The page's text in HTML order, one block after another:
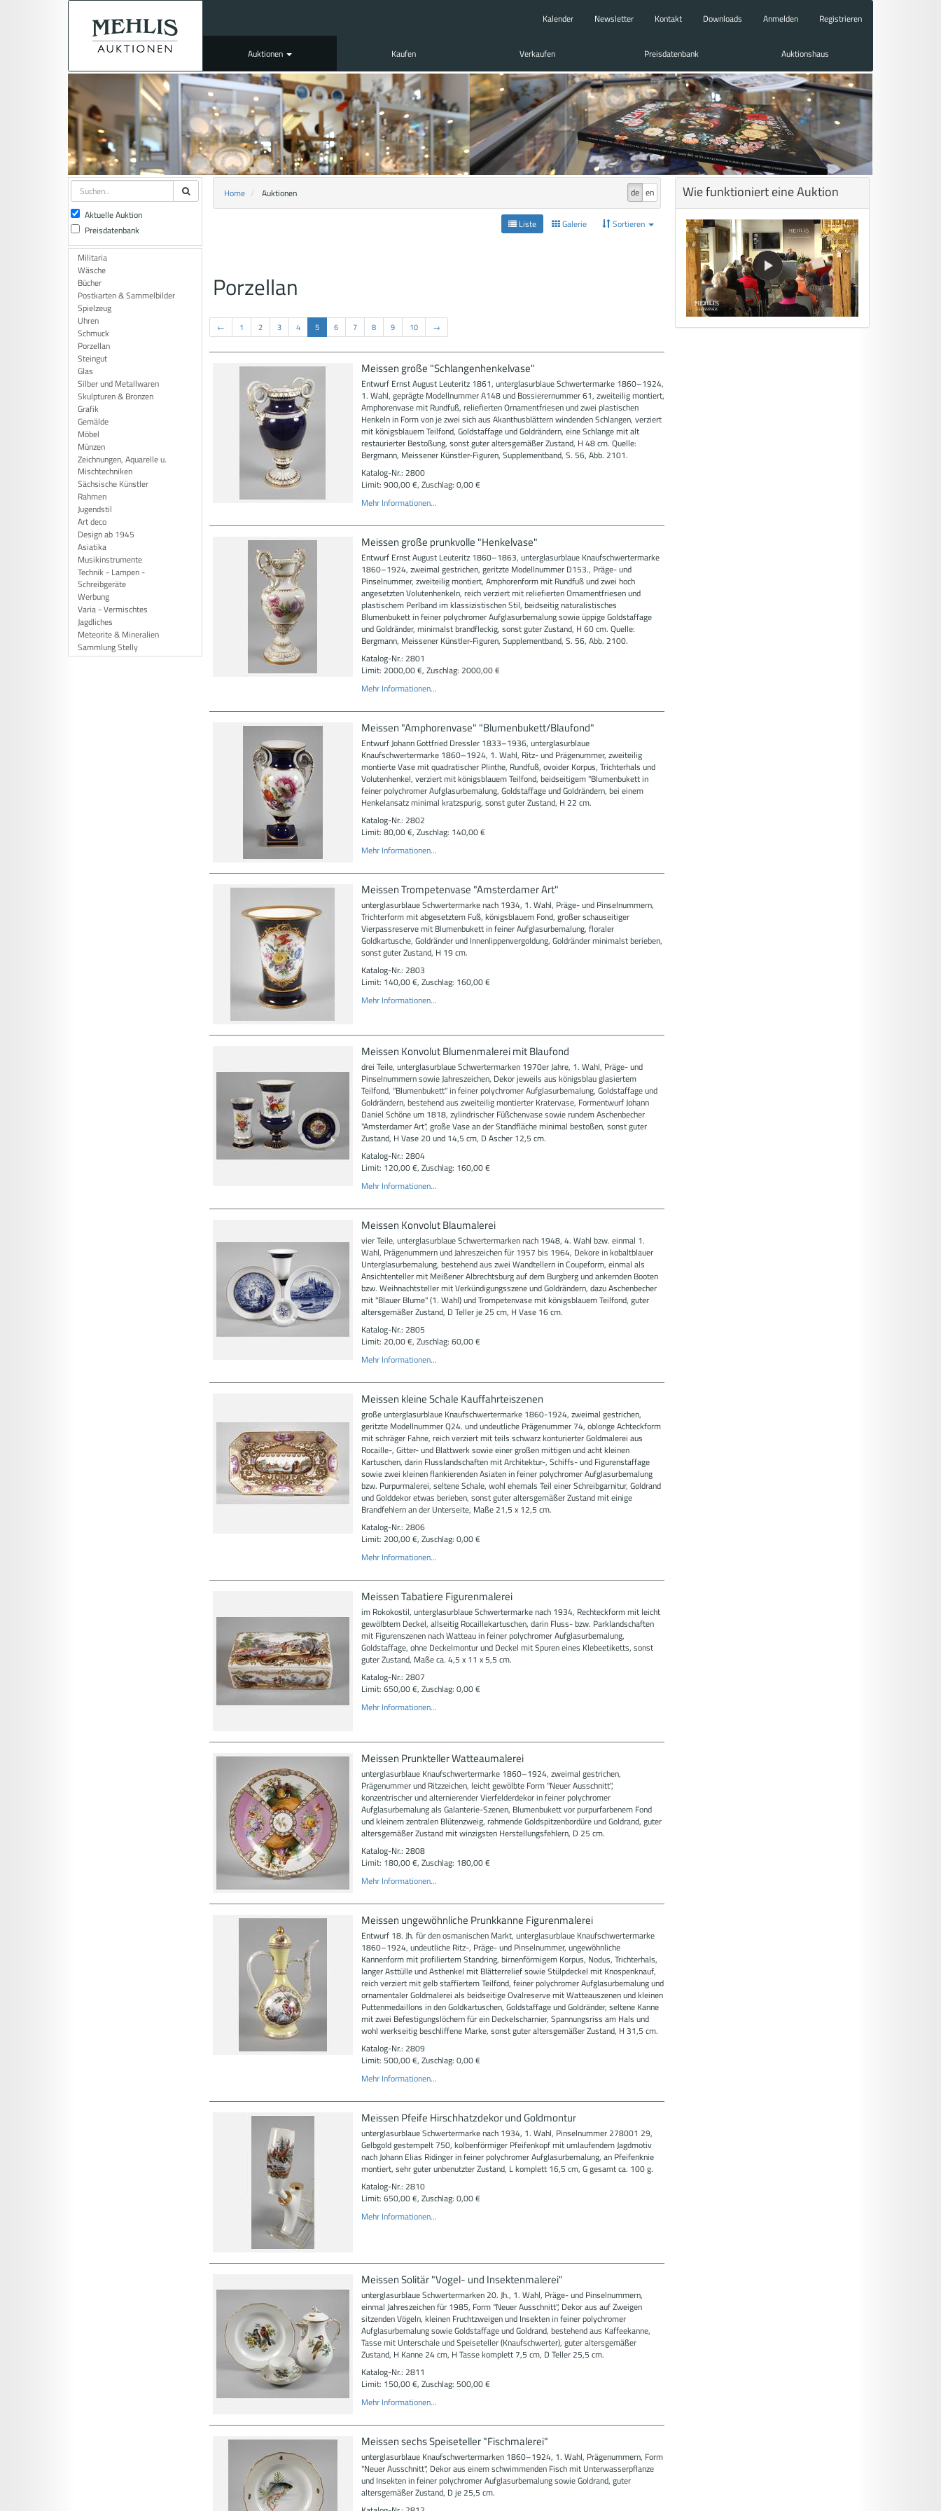
Kalender Newsletter Kontakt Downloads Anmelden Registrieren
Auktionen Kaufen Verkaufen Preisdatenbank Auktionshaus
Aktuelle Auktion
Preisdatenbank
Militaria
Wäsche
Bücher
Postkarten & Sammelbilder
Spielzeug
Uhren
Schmuck
Porzellan
Steingut
Glas
Silber und Metallwaren
Skulpturen & Bronzen
Grafik
Gemälde
Möbel
Münzen
Zeichnungen, Aquarelle u.
Mischtechniken
Sächsische Künstler
Rahmen
Jugendstil
Art deco
Design ab 1945
Asiatika
Musikinstrumente
Technik - Lampen -
Schreibgeräte
Werbung
Varia - Vermischtes
Jagdliches
Meteorite & Mineralien
Sammlung Stelly
de en
Home Auktionen
Liste Galerie Sortieren
Porzellan
← 1 2 3 4 5 6 7 8 9 10 →
Meissen große "Schlangenhenkelvase"
Entwurf Ernst August Leuteritz 1861, unterglasurblaue Schwertermarke 1860–1924,
1. Wahl, geprägte Modellnummer A148 und Bossierernummer 61, zweiteilig montiert,
Amphorenvase mit Rundfuß, reliefierten Ornamentfriesen und zwei plastischen
Henkeln in Form von je zwei sich aus Akanthusblättern windenden Schlangen, verziert
mit königsblauem Teilfond, Goldstaffage und Goldrändern, eine Schlange mit alt
restaurierter Bestoßung, sonst guter altersgemäßer Zustand, H 48 cm. Quelle:
Bergmann, Meissener Künstler-Figuren, Supplementband, S. 56, Abb. 2101.
Katalog-Nr.: 2800
Limit: 900,00 €, Zuschlag: 0,00 €
Mehr Informationen...
Meissen große prunkvolle "Henkelvase"
Entwurf Ernst August Leuteritz 1860–1863, unterglasurblaue Knaufschwertermarke
1860–1924, zweimal gestrichen, geritzte Modellnummer D153., Präge- und
Pinselnummer, zweiteilig montiert, Amphorenform mit Rundfuß und zwei hoch
angesetzten Volutenhenkeln, reich verziert mit reliefierten Ornamentfriesen und
plastischem Perlband im klassizistischen Stil, beidseitig naturalistisches
Blumenbukett in feiner polychromer Aufglasurbemalung sowie üppige Goldstaffage
und Goldränder, minimalst brandfleckig, sonst guter Zustand, H 60 cm. Quelle:
Bergmann, Meissener Künstler-Figuren, Supplementband, S. 56, Abb. 2100.
Katalog-Nr.: 2801
Limit: 2000,00 €, Zuschlag: 2000,00 €
Mehr Informationen...
Meissen "Amphorenvase" "Blumenbukett/Blaufond"
Entwurf Johann Gottfried Dressler 1833–1936, unterglasurblaue
Knaufschwertermarke 1860–1924, 1. Wahl, Ritz- und Prägenummer, zweiteilig
montierte Vase mit quadratischer Plinthe, Rundfuß, ovoider Korpus, Trichterhals und
Volutenhenkel, verziert mit königsblauem Teilfond, beidseitigem "Blumenbukett in
feiner polychromer Aufglasurbemalung, Goldstaffage und Goldrändern, bei einem
Henkelansatz minimal kratzspurig, sonst guter Zustand, H 22 cm.
Katalog-Nr.: 2802
Limit: 80,00 €, Zuschlag: 140,00 €
Mehr Informationen...
Meissen Trompetenvase "Amsterdamer Art"
unterglasurblaue Schwertermarke nach 1934, 1. Wahl, Präge- und Pinselnummern,
Trichterform mit abgesetztem Fuß, königsblauem Fond, großer schauseitiger
Vierpassreserve mit Blumenbukett in feiner Aufglasurbemalung, floraler
Goldkartusche, Goldränder und Innenlippenvergoldung, Goldränder minimalst berieben,
sonst guter Zustand, H 19 cm.
Katalog-Nr.: 2803
Limit: 140,00 €, Zuschlag: 160,00 €
Mehr Informationen...
Meissen Konvolut Blumenmalerei mit Blaufond
drei Teile, unterglasurblaue Schwertermarken 1970er Jahre, 1. Wahl, Präge- und
Pinselnummern sowie Jahreszeichen, Dekor jeweils aus königsblau glasiertem
Teilfond, "Blumenbukett" in feiner polychromer Aufglasurbemalung, Goldstaffage und
Goldrändern, bestehend aus zweiteilig montierter Kratervase, Formentwurf Johann
Daniel Schöne um 1818, zylindrischer Füßchenvase sowie rundem Aschenbecher
"Amsterdamer Art", große Vase an der Standfläche minimal bestoßen, sonst guter
Zustand, H Vase 20 und 14,5 cm, D Ascher 12,5 cm.
Katalog-Nr.: 2804
Limit: 120,00 €, Zuschlag: 160,00 €
Mehr Informationen...
Meissen Konvolut Blaumalerei
vier Teile, unterglasurblaue Schwertermarken nach 1948, 4. Wahl bzw. einmal 1.
Wahl, Prägenummern und Jahreszeichen für 1957 bis 1964, Dekore in kobaltblauer
Unterglasurbemalung, bestehend aus zwei Wandtellern in Coupeform, einmal als
Ansichtenteller mit Meißener Albrechtsburg auf dem Burgberg und ankernden Booten
bzw. Weihnachtsteller mit Verkündigungsszene und Goldrändern, dazu Aschenbecher
mit "Blauer Blume" (1. Wahl) und Trompetenvase mit königsblauem Teilfond, guter
altersgemäßer Zustand, D Teller je 25 cm, H Vase 16 cm.
Katalog-Nr.: 2805
Limit: 20,00 €, Zuschlag: 60,00 €
Mehr Informationen...
Meissen kleine Schale Kauffahrteiszenen
große unterglasurblaue Knaufschwertermarke 1860-1924, zweimal gestrichen,
geritzte Modellnummer Q24. und undeutliche Prägenummer 74, oblonge Achteckform
mit schräger Fahne, reich verziert mit teils schwarz konturierter Goldmalerei aus
Rocaille-, Gitter- und Blattwerk sowie einer großen mittigen und acht kleinen
Kartuschen, darin Flusslandschaften mit Architektur-, Schiffs- und Figurenstaffage
sowie zwei kleinen flankierenden Asiaten in feiner polychromer Aufglasurbemalung
bzw. Purpurmalerei, seltene Schale, wohl ehemals Teil einer Schreibgarnitur, Goldrand
und Golddekor etwas berieben, sonst guter altersgemäßer Zustand mit einige
Brandfehlern an der Unterseite, Maße 21,5 x 12,5 cm.
Katalog-Nr.: 2806
Limit: 200,00 €, Zuschlag: 0,00 €
Mehr Informationen...
Meissen Tabatiere Figurenmalerei
im Rokokostil, unterglasurblaue Schwertermarke nach 1934, Rechteckform mit leicht
gewölbtem Deckel, allseitig Rocaillekartuschen, darin Fluss- bzw. Parklandschaften
mit Figurenszenen nach Watteau in feiner polychromer Aufglasurbemalung,
Goldstaffage, ohne Deckelmontur und Deckel mit Spuren eines Klebeetiketts, sonst
guter Zustand, Maße ca. 4,5 x 11 x 5,5 cm.
Katalog-Nr.: 2807
Limit: 650,00 €, Zuschlag: 0,00 €
Mehr Informationen...
Meissen Prunkteller Watteaumalerei
unterglasurblaue Knaufschwertermarke 1860–1924, zweimal gestrichen,
Prägenummer und Ritzzeichen, leicht gewölbte Form "Neuer Ausschnitt",
konzentrischer und alternierender Vierfelderdekor in feiner polychromer
Aufglasurbemalung als Galanterie-Szenen, Blumenbukett vor purpurfarbenem Fond
und kleinem zentralen Blütenzweig, rahmende Goldspitzenbordüre und Goldrand, guter
altersgemäßer Zustand mit winzigsten Herstellungsfehlern, D 25 cm.
Katalog-Nr.: 2808
Limit: 180,00 €, Zuschlag: 180,00 €
Mehr Informationen...
Meissen ungewöhnliche Prunkkanne Figurenmalerei
Entwurf 18. Jh. für den osmanischen Markt, unterglasurblaue Knaufschwertermarke
1860–1924, undeutliche Ritz-, Präge- und Pinselnummer, ungewöhnliche
Kannenform mit profiliertem Standring, birnenförmigem Korpus, Nodus, Trichterhals,
langer Asttülle und Asthenkel mit Blätterrelief sowie Stülpdeckel mit Knospenknauf,
reich verziert mit gelb staffiertem Teilfond, feiner polychromer Aufglasurbemalung und
ornamentaler Goldmalerei als beidseitige Ovalreserve mit Watteauszenen und kleinen
Puttenmedaillons in den Goldkartuschen, Goldstaffage und Goldränder, seltene Kanne
mit zwei Befestigungslöchern für ein Deckelscharnier, Spannungsriss am Hals und
wohl werkseitig beschliffene Marke, sonst guter altersgemäßer Zustand, H 31,5 cm.
Katalog-Nr.: 2809
Limit: 500,00 €, Zuschlag: 0,00 €
Mehr Informationen...
Meissen Pfeife Hirschhatzdekor und Goldmontur
unterglasurblaue Schwertermarke nach 1934, 1. Wahl, Pinselnummer 278001 29,
Gelbgold gestempelt 750, kolbenförmiger Pfeifenkopf mit umlaufendem Jagdmotiv
nach Johann Elias Ridinger in feiner polychromer Aufglasurbemalung, an Pfeifenknie
montiert, sehr guter unbenutzter Zustand, L komplett 16,5 cm, G gesamt ca. 100 g.
Katalog-Nr.: 2810
Limit: 650,00 €, Zuschlag: 0,00 €
Mehr Informationen...
Meissen Solitär "Vogel- und Insektenmalerei"
unterglasurblaue Schwertermarken 20. Jh., 1. Wahl, Präge- und Pinselnummern,
einmal Jahreszeichen für 1985, Form "Neuer Ausschnitt", Dekor aus auf Zweigen
sitzenden Vögeln, kleinen Fruchtzweigen und Insekten in feiner polychromer
Aufglasurbemalung sowie Goldstaffage und Goldrand, bestehend aus Kaffeekanne,
Tasse mit Unterschale und Speiseteller (Knaufschwerter), guter altersgemäßer
Zustand, H Kanne 24 cm, H Tasse komplett 7,5 cm, D Teller 25,5 cm.
Katalog-Nr.: 2811
Limit: 150,00 €, Zuschlag: 500,00 €
Mehr Informationen...
Meissen sechs Speiseteller "Fischmalerei"
unterglasurblaue Knaufschwertermarken 1860–1924, 1. Wahl, Prägenummern, Form
"Neuer Ausschnitt", Dekor aus einem schwimmenden Fisch mit Unterwasserpflanze
und Insekten in feiner polychromer Aufglasurbemalung sowie Goldrand, guter
altersgemäßer Zustand, D je 25,5 cm.
Wie funktioniert eine Auktion